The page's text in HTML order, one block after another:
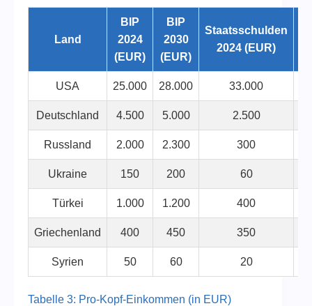
Land
BIP
2024
(EUR)
BIP
2030
(EUR)
Staatsschulden
2024 (EUR)
USA 25.000 28.000 33.000
Deutschland 4.500 5.000 2.500
Russland 2.000 2.300 300
Ukraine 150 200 60
Türkei 1.000 1.200 400
Griechenland 400 450 350
Syrien 50 60 20
Tabelle 3: Pro-Kopf-Einkommen (in EUR)